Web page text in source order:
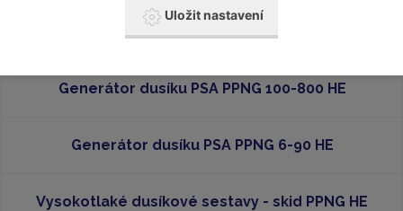
Generátor dusíku PSA PPNG 6-68 S
Generátor dusíku PSA PPNG 100-800 HE
Generátor dusíku PSA PPNG 6-90 HE
Vysokotlaké dusíkové sestavy - skid PPNG HE
Uložit nastavení